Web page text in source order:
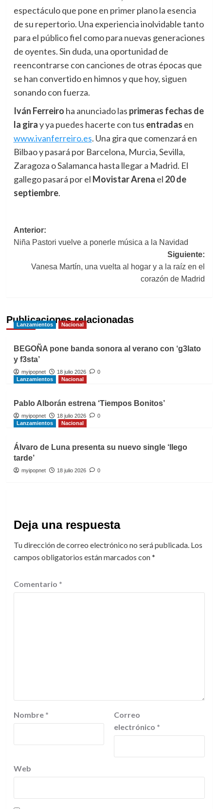
espectáculo que pone en primer plano la esencia
de su repertorio. Una experiencia inolvidable tanto
para el público fiel como para nuevas generaciones
de oyentes. Sin duda, una oportunidad de
reencontrarse con canciones de otras épocas que
se han convertido en himnos y que hoy, siguen
sonando con fuerza.
Iván Ferreiro ha anunciado las primeras fechas de
la giray ya puedes hacerte con tus entradas en
www.ivanferreiro.es. Una gira que comenzará en
Bilbao y pasará por Barcelona, Murcia, Sevilla,
Zaragoza o Salamanca hasta llegar a Madrid. El
gallego pasará por el Movistar Arena el 20 de
septiembre.
Navegación
de
entradas
Anterior:
Niña Pastori vuelve a ponerle música a la Navidad
Siguiente:
Vanesa Martín, una vuelta al hogar y a la raíz en el
corazón de Madrid
Publicaciones relacionadas
Lanzamientos Nacional
BEGOÑA pone banda sonora al verano con ‘g3lato
y f3sta’
myipopnet 18 julio 2026
0
Lanzamientos
Nacional
Pablo Alborán estrena ‘Tiempos Bonitos’
myipopnet 18 julio 2026
0
Lanzamientos
Nacional
Álvaro de Luna presenta su nuevo single ‘llego
tarde’
myipopnet 18 julio 2026 0
Deja una respuesta
Tu dirección de correo electrónico no será publicada. Los
campos obligatorios están marcados con*
Comentario *
Nombre *
Correo
electrónico *
Web